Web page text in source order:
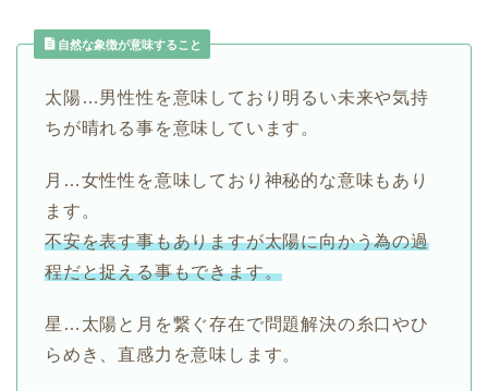
自然な象徴が意味すること
太陽…男性性を意味しており明るい未来や気持
ちが晴れる事を意味しています。
月…女性性を意味しており神秘的な意味もあり
ます。
不安を表す事もありますが太陽に向かう為の過
程だと捉える事もできます。
星…太陽と月を繋ぐ存在で問題解決の糸口やひ
らめき、直感力を意味します。